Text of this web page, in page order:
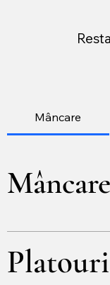
Mâncare
Mâncare
Platouri